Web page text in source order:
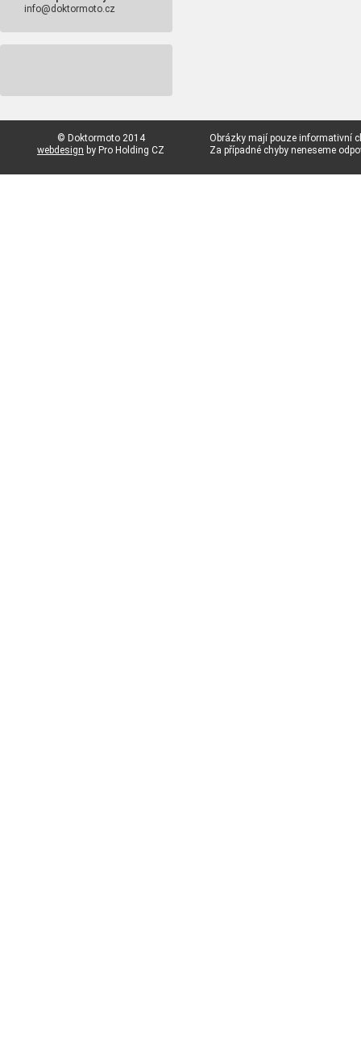
info@doktormoto.cz
© Doktormoto 2014
webdesign by Pro Holding CZ
Obrázky mají pouze informativní
Za případné chyby neneseme